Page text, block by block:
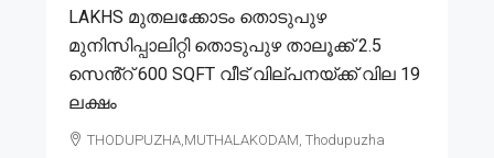
LAKHS മുതലക്കോടം തൊടുപുഴ
മുനിസിപ്പാലിറ്റി തൊടുപുഴ താലൂക്ക് 2.5
സെൻ്റ് 600 SQFT വീട് വില്പനയ്ക്ക് വില 19
ലക്ഷം
THODUPUZHA,MUTHALAKODAM, Thodupuzha